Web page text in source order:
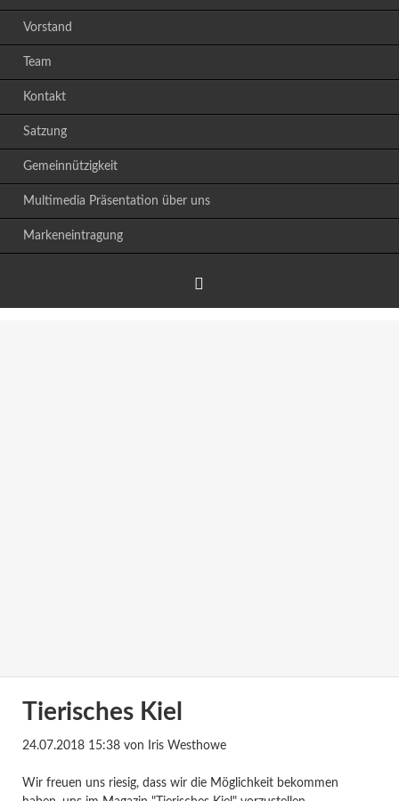
Vorstand
Team
Kontakt
Satzung
Gemeinnützigkeit
Multimedia Präsentation über uns
Markeneintragung
Tierisches Kiel
24.07.2018 15:38von Iris Westhowe
Wir freuen uns riesig, dass wir die Möglichkeit bekommen